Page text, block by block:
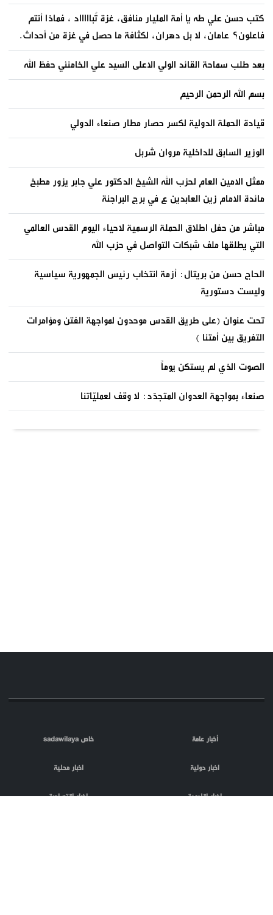
كتب حسن علي طه يا أمة المليار منافق، غزة تُباااااد ، فماذا أنتم
فاعلون؟ عامان، لا بل دهران، لكثافة ما حصل في غزة من أحداث.
بعد طلب سماحة القائد الولي الاعلى السيد علي الخامنئي حفظ الله
بسم الله الرحمن الرحيم
قيادة الحملة الدولية لكسر حصار مطار صنعاء الدولي
الوزير السابق للداخلية مروان شربل
ممثل الامين العام لحزب الله الشيخ الدكتور علي جابر يزور مطبخ
مائدة الامام زين العابدين ع في برج البراجنة
مباشر من حفل اطلاق الحملة الرسمية لاحياء اليوم القدس العالمي
التي يطلقها ملف شبكات التواصل في حزب الله
الحاج حسن من بريتال: أزمة انتخاب رئيس الجمهورية سياسية
وليست دستورية
تحت عنوان (على طريق القدس موحدون لمواجهة الفتن ومؤامرات
التفريق بين أمتنا )
الصوت الذي لم يستكن يوماً
صنعاء بمواجهة العدوان المتجدّد: لا وقف لعمليّاتنا
أخبار عامة خاص sadawilaya
اخبار دولية اخبار محلية
اخبار اقليمية اخبار اقتصادية